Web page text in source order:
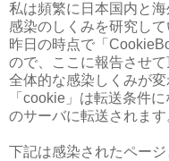
私は頻繁に日本国内と
感染のしくみを研究し
昨日の時点で「
ので、ここに報告させて
全体的な感染しくみが
「cookie」は転送条件
のサーバに転送されます
下記は感染されたペー